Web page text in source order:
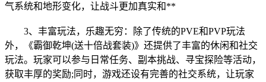
气系统和地形变化，让战斗更加真实和**
3、丰富玩法，乐趣无穷 ：除了传统的PVE和PVP玩法
外，《霸御乾坤(送十倍战套装)》还提供了丰富的休闲和社交
玩法。玩家可以参与日常任务、副本挑战、寻宝探险等活动，
获取丰厚的奖励;同时，游戏还设有完善的社交系统，让玩家